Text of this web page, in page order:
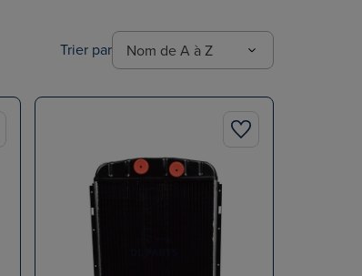
Trier par